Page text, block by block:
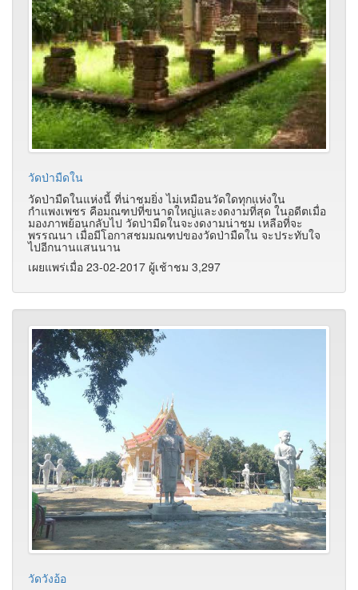
วัดป่ามืดใน
วัดป่ามืดในแห่งนี้ ที่น่าชมยิ่ง ไม่เหมือนวัดใดทุกแห่งใน
กำแพงเพชร คือมณฑปที่ขนาดใหญ่และงดงามที่สุด ในอดีตเมื่อ
มองภาพย้อนกลับไป วัดป่ามืดในจะงดงามน่าชม เหลือที่จะ
พรรณนา เมื่อมีโอกาสชมมณฑปของวัดป่ามืดใน จะประทับใจ
ไปอีกนานแสนนาน
เผยแพร่เมื่อ 23-02-2017 ผู้เช้าชม 3,297
วัดวังอ้อ